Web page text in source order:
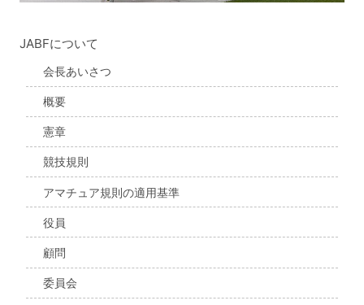
JABFについて
会長あいさつ
概要
憲章
競技規則
アマチュア規則の適用基準
役員
顧問
委員会